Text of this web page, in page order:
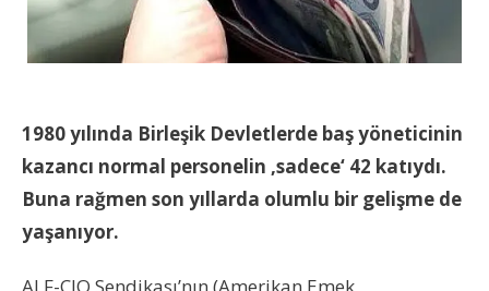
1980 yılında Birleşik Devletlerde baş yöneticinin
kazancı normal personelin ‚sadece‘ 42 katıydı.
Buna rağmen son yıllarda olumlu bir gelişme de
yaşanıyor.